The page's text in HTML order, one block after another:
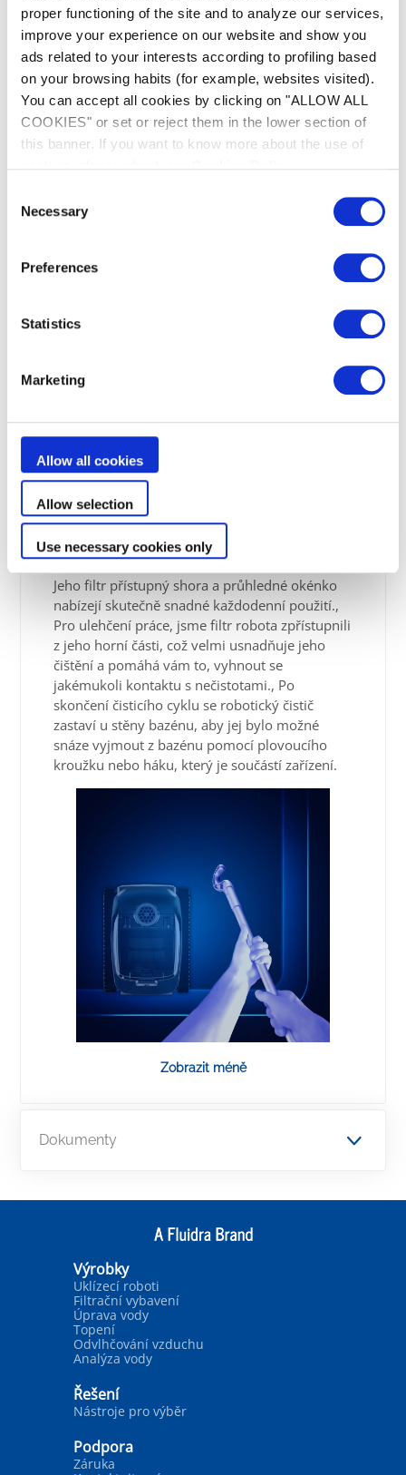
proper functioning of the site and to analyze our services,
improve your experience on our website and show you
ads related to your interests according to profiling based
on your browsing habits (for example, websites visited).
You can accept all cookies by clicking on "ALLOW ALL
COOKIES" or set or reject them in the lower section of
this banner. If you want to know more about the use of
Selection
Necessary
Preferences
Statistics
Marketing
Allow all cookies
Allow selection
Use necessary cookies only
Účinné čištění podlah a
stěn
Účinně a bez kompromisů vyčistí dno a stěny
nadzemních bazénů a malých zapuštěných
bazénů během dvouhodinového cyklu. Díky
nasátím a zajišťuje optimální čištění dna
Snadná manipulace
Jeho filtr přístupný shora a průhledné okénko
nabízejí skutečně snadné každodenní použití.,
Pro ulehčení práce, jsme filtr robota zpřístupnili
z jeho horní části, což velmi usnadňuje jeho
čištění a pomáhá vám to, vyhnout se
jakémukoli kontaktu s nečistotami., Po
skončení čisticího cyklu se robotický čistič
zastaví u stěny bazénu, aby jej bylo možné
snáze vyjmout z bazénu pomocí plovoucího
kroužku nebo háku, který je součástí zařízení.
Zobrazit méně
Dokumenty
Výrobky
Uklízecí roboti
Filtrační vybavení
Úprava vody
Topení
Odvlhčování vzduchu
Analýza vody
Řešení
Nástroje pro výběr
Podpora
Záruka